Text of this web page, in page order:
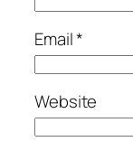
Email*
Website